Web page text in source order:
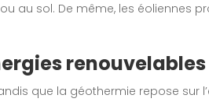
au sol. De même, les éoliennes
que la géothermie repose sur